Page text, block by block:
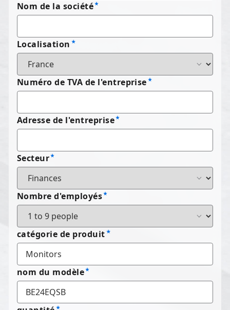
Nom de la société
Localisation
Numéro de TVA de l'entreprise
Adresse de l'entreprise
Secteur
Nombre d'employés
catégorie de produit
nom du modèle